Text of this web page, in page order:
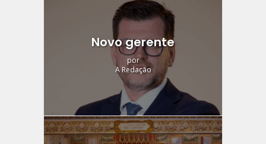
Novo gerente
por
A Redação